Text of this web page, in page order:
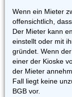
Wenn ein Mieter
offensichtlich,
Der Mieter kann
einstellt oder mit
gründet. Wenn
einer der Kioske
der Mieter
Fall liegt keine
BGB vor.